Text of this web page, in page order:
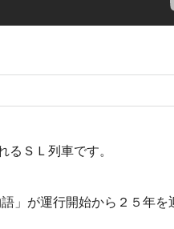
ＳＬ列車です。
」が運行開始から２５年を